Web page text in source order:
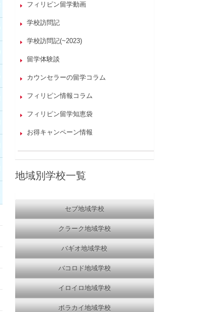
フィリピン留学動画
学校訪問記
学校訪問記(~2023)
留学体験談
カウンセラーの留学コラム
フィリピン情報コラム
フィリピン留学知恵袋
お得キャンペーン情報
地域別学校一覧
セブ地域学校
クラーク地域学校
バギオ地域学校
バコロド地域学校
イロイロ地域学校
ボラカイ地域学校